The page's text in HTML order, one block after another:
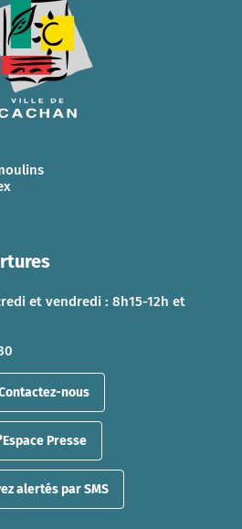
et vendredi : 8h15-12h et
nous
Espace Presse
alertés par SMS